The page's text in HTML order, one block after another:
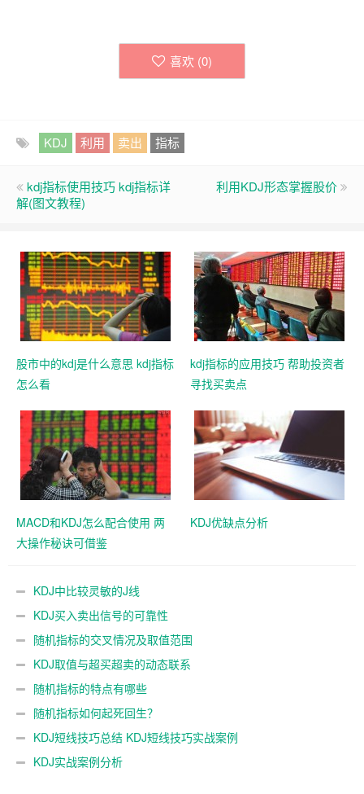
喜欢 (0)
KDJ 利用 卖出 指标
kdj指标使用技巧 kdj指标详
解(图文教程)
利用KDJ形态掌握股价
股市中的kdj是什么意思 kdj指标
怎么看
kdj指标的应用技巧 帮助投资者
寻找买卖点
MACD和KDJ怎么配合使用 两
大操作秘诀可借鉴
KDJ优缺点分析
KDJ中比较灵敏的J线
KDJ买入卖出信号的可靠性
随机指标的交叉情况及取值范围
KDJ取值与超买超卖的动态联系
随机指标的特点有哪些
随机指标如何起死回生？
KDJ短线技巧总结 KDJ短线技巧实战案例
KDJ实战案例分析